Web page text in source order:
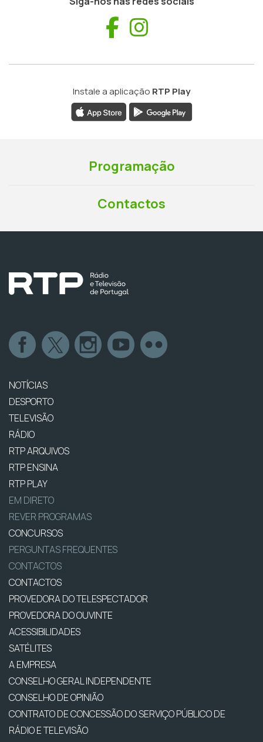
Facebook
Instale a aplicação RTP Play
Programação
Contactos
NOTÍCIAS
DESPORTO
TELEVISÃO
RÁDIO
RTP ARQUIVOS
RTP ENSINA
RTP PLAY
EM DIRETO
REVER PROGRAMAS
CONCURSOS
PERGUNTAS FREQUENTES
CONTACTOS
CONTACTOS
PROVEDORA DO TELESPECTADOR
PROVEDORA DO OUVINTE
ACESSIBILIDADES
SATÉLITES
A EMPRESA
CONSELHO GERAL INDEPENDENTE
CONSELHO DE OPINIÃO
CONTRATO DE CONCESSÃO DO SERVIÇO PÚBLICO DE
RÁDIO E TELEVISÃO